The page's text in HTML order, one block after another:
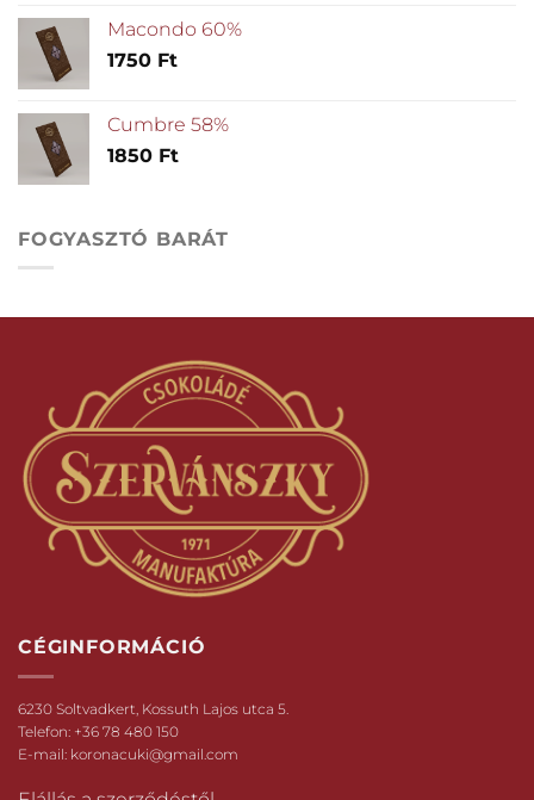
Macondo 60%
1750 Ft
Cumbre 58%
1850 Ft
FOGYASZTÓ BARÁT
CÉGINFORMÁCIÓ
6230 Soltvadkert, Kossuth Lajos utca 5.
Telefon: +36 78 480 150
E-mail: koronacuki@gmail.com